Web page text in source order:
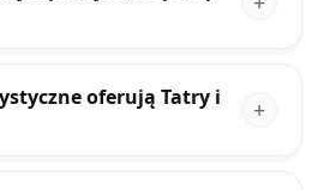
oferują Tatry i